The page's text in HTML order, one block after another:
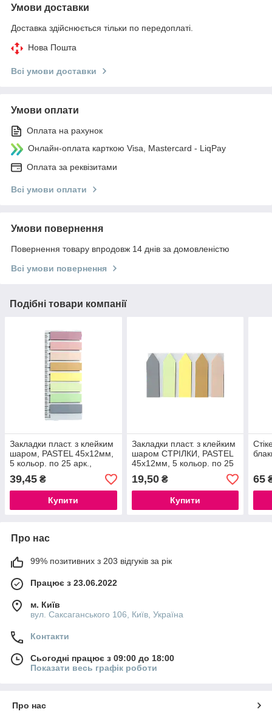
Умови доставки
Доставка здійснюється тільки по передоплаті.
Нова Пошта
Всі умови доставки
Умови оплати
Оплата на рахунок
Онлайн-оплата карткою Visa, Mastercard - LiqPay
Оплата за реквізитами
Всі умови оплати
Умови повернення
Повернення товару впродовж 14 днів за домовленістю
Всі умови повернення
Подібні товари компанії
Закладки пласт. з клейким
шаром, PASTEL 45x12мм,
5 кольор. по 25 арк.,
асорті
39,45 ₴
Купити
Закладки пласт. з клейким
шаром СТРІЛКИ, PASTEL
45x12мм, 5 кольор. по 25
арк., асорті
19,50₴
Купити
65
Про нас
99% позитивних з 203 відгуків за рік
Працює з 23.06.2022
м. Київ
вул. Саксаганського 106, Київ, Україна
Контакти
Сьогодні працює з 09:00 до 18:00
Показати весь графік роботи
Про нас